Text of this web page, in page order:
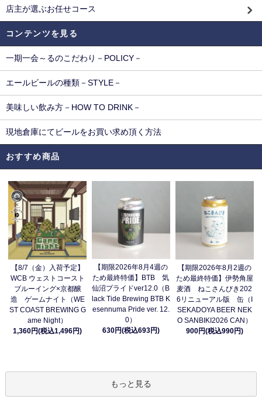
店主が選ぶお任せコース
コンテンツを見る
一期一会～るのこだわり－POLICY－
エールビールの種類－STYLE－
美味しい飲み方－HOW TO DRINK－
現地倉庫にてビールをお買い求め頂く方法
おすすめ商品
【8/7（金）入荷予定】
WCB ウェストコースト
ブルーイング×京都醸
造 ゲームナイト（WE
ST COAST BREWING G
ame Night）
1,360円(税込1,496円)
【期限2026年8月4週の
ため最終特価】BTB 気
仙沼プライドver12.0（B
lack Tide Brewing BTB K
esennuma Pride ver. 12.
0）
630円(税込693円)
【期限2026年8月2週の
ため最終特価】伊勢角屋
麦酒 ねこさんびき202
6リニューアル版 缶（I
SEKADOYA BEER NEK
O SANBIKI2026 CAN）
900円(税込990円)
もっと見る